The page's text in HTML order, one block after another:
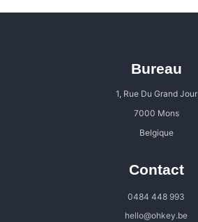
Bureau
1, Rue Du Grand Jour
7000 Mons
Belgique
Contact
0484 448 993
hello@ohkey.be